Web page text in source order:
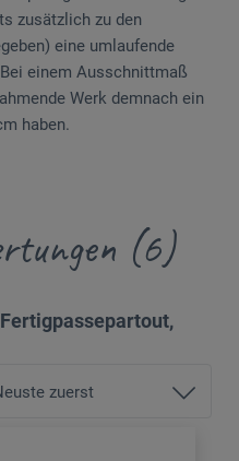
zusätzlich zu den
eine umlaufende
einem Ausschnittmaß
Werk demnach ein
haben.
(6)